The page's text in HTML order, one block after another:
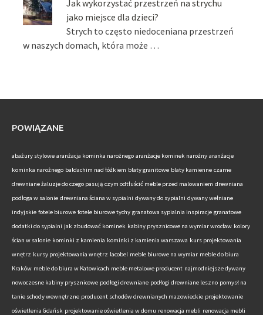
Jak wykorzystać przestrzeń na strychu
jako miejsce dla dzieci?
Strych to często niedoceniana przestrzeń
w naszych domach, która może …
POWIĄZANE
abażury stylowe aranżacja kominka narożnego aranżacje kominek narożny aranżacje
kominka narożnego baldachim nad łóżkiem blaty granitowe blaty kamienne czarne
drewniane żaluzje do czego pasują czym odtłuścić meble przed malowaniem drewniana
podłoga w salonie drewniana ściana w sypialni dywany do sypialni dywany wełniane
indyjskie fotele biurowe fotele biurowe tychy granatowa sypialnia inspiracje granatowe
dodatki do sypialni jak zbudować kominek kabiny prysznicowe na wymiar wrocław kolory
ścian w salonie kominki z kamienia kominki z kamienia warszawa kurs projektowania
wnętrz kursy projektowania wnętrz lacobel meble biurowe na wymiar meble do biura
Kraków meble do biura w Katowicach meble metalowe producent najmodniejsze dywany
nowoczesne kabiny prysznicowe podłogi drewniane podłogi drewniane leszno pomysł na
tanie schody wewnętrzne producent schodów drewnianych mazowieckie projektowanie
oświetlenia Gdańsk projektowanie oświetlenia w domu renowacja mebli renowacja mebli